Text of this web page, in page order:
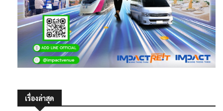
เรื่องล่าสุด